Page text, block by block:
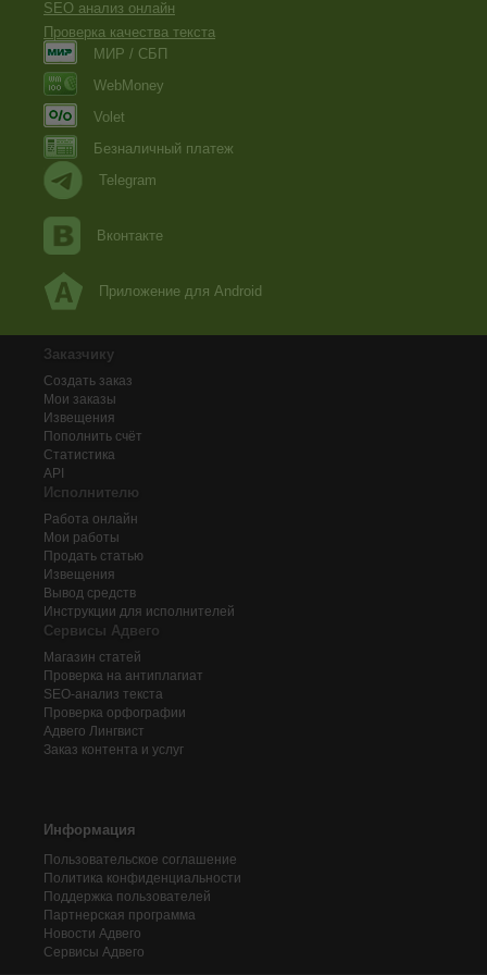
SEO анализ онлайн
Проверка качества текста
МИР / СБП
WebMoney
Volet
Безналичный платеж
Telegram
Вконтакте
Приложение для Android
Заказчику
Создать заказ
Мои заказы
Извещения
Пополнить счёт
Статистика
API
Исполнителю
Работа онлайн
Мои работы
Продать статью
Извещения
Вывод средств
Инструкции для исполнителей
Сервисы Адвего
Магазин статей
Проверка на антиплагиат
SEO-анализ текста
Проверка орфографии
Адвего Лингвист
Заказ контента и услуг
Информация
Пользовательское соглашение
Политика конфиденциальности
Поддержка пользователей
Партнерская программа
Новости Адвего
Сервисы Адвего